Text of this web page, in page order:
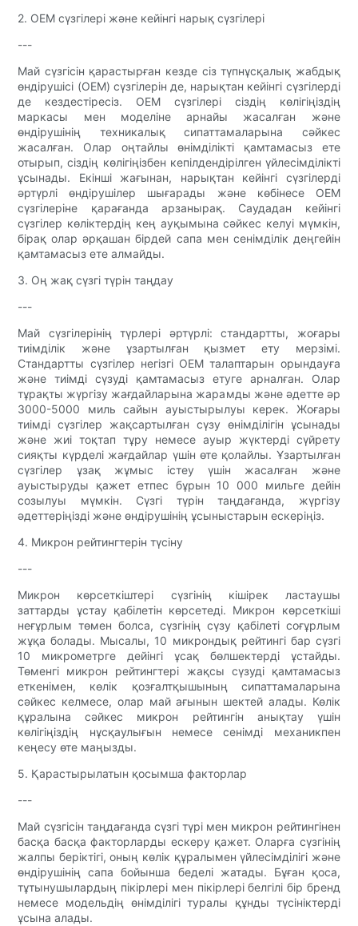
2. OEM сүзгілері және кейінгі нарық сүзгілері
---
Май сүзгісін қарастырған кезде сіз түпнұсқалық жабдық
өндірушісі (OEM) сүзгілерін де, нарықтан кейінгі сүзгілерді
де кездестіресіз. OEM сүзгілері сіздің көлігіңіздің
маркасы мен моделіне арнайы жасалған және
өндірушінің техникалық сипаттамаларына сәйкес
жасалған. Олар оңтайлы өнімділікті қамтамасыз ете
отырып, сіздің көлігіңізбен кепілдендірілген үйлесімділікті
ұсынады. Екінші жағынан, нарықтан кейінгі сүзгілерді
әртүрлі өндірушілер шығарады және көбінесе OEM
сүзгілеріне қарағанда арзанырақ. Саудадан кейінгі
сүзгілер көліктердің кең ауқымына сәйкес келуі мүмкін,
бірақ олар әрқашан бірдей сапа мен сенімділік деңгейін
қамтамасыз ете алмайды.
3. Оң жақ сүзгі түрін таңдау
---
Май сүзгілерінің түрлері әртүрлі: стандартты, жоғары
тиімділік және ұзартылған қызмет ету мерзімі.
Стандартты сүзгілер негізгі OEM талаптарын орындауға
және тиімді сүзуді қамтамасыз етуге арналған. Олар
тұрақты жүргізу жағдайларына жарамды және әдетте әр
3000-5000 миль сайын ауыстырылуы керек. Жоғары
тиімді сүзгілер жақсартылған сүзу өнімділігін ұсынады
және жиі тоқтап тұру немесе ауыр жүктерді сүйрету
сияқты күрделі жағдайлар үшін өте қолайлы. Ұзартылған
сүзгілер ұзақ жұмыс істеу үшін жасалған және
ауыстыруды қажет етпес бұрын 10 000 мильге дейін
созылуы мүмкін. Сүзгі түрін таңдағанда, жүргізу
әдеттеріңізді және өндірушінің ұсыныстарын ескеріңіз.
4. Микрон рейтингтерін түсіну
---
Микрон көрсеткіштері сүзгінің кішірек ластаушы
заттарды ұстау қабілетін көрсетеді. Микрон көрсеткіші
неғұрлым төмен болса, сүзгінің сүзу қабілеті соғұрлым
жұқа болады. Мысалы, 10 микрондық рейтингі бар сүзгі
10 микрометрге дейінгі ұсақ бөлшектерді ұстайды.
Төменгі микрон рейтингтері жақсы сүзуді қамтамасыз
еткенімен, көлік қозғалтқышының сипаттамаларына
сәйкес келмесе, олар май ағынын шектей алады. Көлік
құралына сәйкес микрон рейтингін анықтау үшін
көлігіңіздің нұсқаулығын немесе сенімді механикпен
кеңесу өте маңызды.
5. Қарастырылатын қосымша факторлар
---
Май сүзгісін таңдағанда сүзгі түрі мен микрон рейтингінен
басқа басқа факторларды ескеру қажет. Оларға сүзгінің
жалпы беріктігі, оның көлік құралымен үйлесімділігі және
өндірушінің сапа бойынша беделі жатады. Бұған қоса,
тұтынушылардың пікірлері мен пікірлері белгілі бір бренд
немесе модельдің өнімділігі туралы құнды түсініктерді
ұсына алады.